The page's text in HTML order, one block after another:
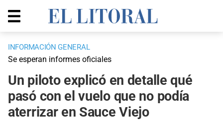
INFORMACIÓN GENERAL
Se esperan informes oficiales
Un piloto explicó en detalle qué
pasó con el vuelo que no podía
aterrizar en Sauce Viejo